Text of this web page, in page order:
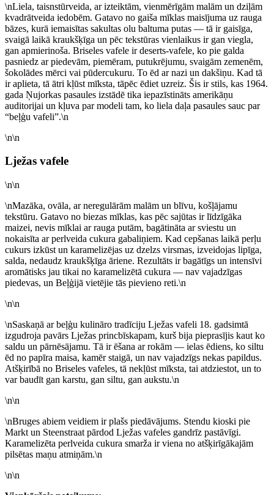
\nLiela, taisnstūrveida, ar izteiktām, vienmērīgām malām un dziļām
kvadrātveida iedobēm. Gatavo no gaiša mīklas maisījuma uz rauga
bāzes, kurā iemaisītas sakultas olu baltuma putas — tā ir gaisīga,
svaigā laikā kraukšķīga un pēc tekstūras vienlaikus ir gan viegla,
gan apmierinoša. Briseles vafele ir deserts-vafele, ko pie galda
pasniedz ar piedevām, piemēram, putukrējumu, svaigām zemenēm,
šokolādes mērci vai pūdercukuru. To ēd ar nazi un dakšiņu. Kad tā
ir aplieta, tā ātri kļūst mīksta, tāpēc ēdiet uzreiz. Šis ir stils, kas 1964.
gada Ņujorkas pasaules izstādē tika iepazīstināts amerikāņu
auditorijai un kļuva par modeli tam, ko liela daļa pasaules sauc par
“beļģu vafeli”.\n
\n\n
Lježas vafele
\n\n
\nMazāka, ovāla, ar neregulārām malām un blīvu, košļājamu
tekstūru. Gatavo no biezas mīklas, kas pēc sajūtas ir līdzīgāka
maizei, nevis mīklai ar rauga putām, bagātināta ar sviestu un
nokaisīta ar perlveida cukura gabaliņiem. Kad cepšanas laikā perļu
cukurs izkūst un karamelizējas uz dzelzs virsmas, izveidojas lipīga,
salda, nedaudz kraukšķīga āriene. Rezultāts ir bagātīgs un intensīvi
aromātisks jau tikai no karamelizētā cukura — nav vajadzīgas
piedevas, un Beļģijā vietējie tās pievieno reti.\n
\n\n
\nSaskaņā ar beļģu kulināro tradīciju Lježas vafeli 18. gadsimtā
izgudroja pavārs Lježas princbīskapam, kurš bija pieprasījis kaut ko
saldu un pārnēsājamu. Tā ir ēšana ar rokām — ielas ēdiens, ko siltu
ēd no papīra maisa, kamēr staigā, un nav vajadzīgs nekas papildus.
Atšķirībā no Briseles vafeles, tā nekļūst mīksta, tai atdziestot, un to
var baudīt gan karstu, gan siltu, gan aukstu.\n
\n\n
\nBruges abiem veidiem ir plašs piedāvājums. Stendu kioski pie
Markt un Steenstraat pārdod Lježas vafeles gandrīz pastāvīgi.
Karamelizēta perlveida cukura smarža ir viena no atšķirīgākajām
pilsētas maņu atmiņām.\n
\n\n